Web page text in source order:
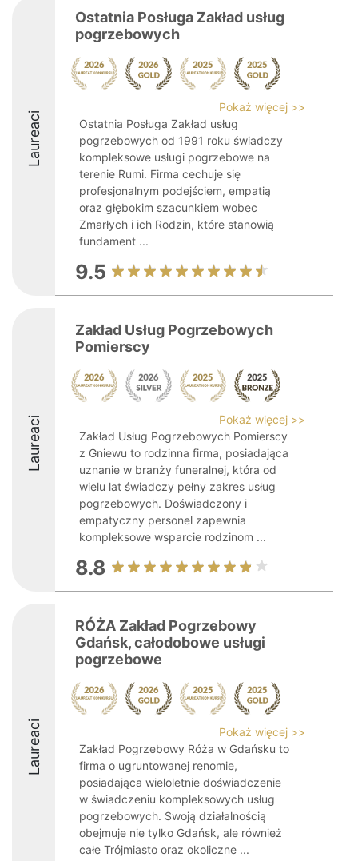
Laureaci
Ostatnia Posługa Zakład usług
pogrzebowych
Pokaż więcej >>
Ostatnia Posługa Zakład usług
pogrzebowych od 1991 roku świadczy
kompleksowe usługi pogrzebowe na
terenie Rumi. Firma cechuje się
profesjonalnym podejściem, empatią
oraz głębokim szacunkiem wobec
Zmarłych i ich Rodzin, które stanowią
fundament ...
9.5
Laureaci
Zakład Usług Pogrzebowych
Pomierscy
Pokaż więcej >>
Zakład Usług Pogrzebowych Pomierscy
z Gniewu to rodzinna firma, posiadająca
uznanie w branży funeralnej, która od
wielu lat świadczy pełny zakres usług
pogrzebowych. Doświadczony i
empatyczny personel zapewnia
kompleksowe wsparcie rodzinom ...
8.8
Laureaci
RÓŻA Zakład Pogrzebowy
Gdańsk, całodobowe usługi
pogrzebowe
Pokaż więcej >>
Zakład Pogrzebowy Róża w Gdańsku to
firma o ugruntowanej renomie,
posiadająca wieloletnie doświadczenie
w świadczeniu kompleksowych usług
pogrzebowych. Swoją działalnością
obejmuje nie tylko Gdańsk, ale również
całe Trójmiasto oraz okoliczne ...